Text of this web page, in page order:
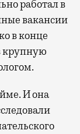
работал в
вакансии
в конце
крупную
И она